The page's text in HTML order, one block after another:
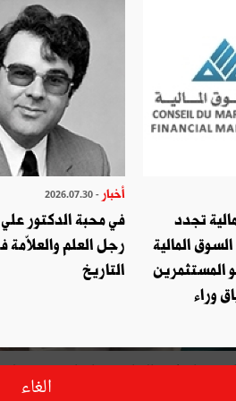
أنّ عواطف الصغروني قدّمت مساء يوم الثلاثاء 16 ماي استقالتها من
تجدد
المالية
المستثمرين
وراء
أخبار - 2026.07.30
في محبة الدكتور علي
رجل العلم والعلاّمة
التاريخ
الغاء